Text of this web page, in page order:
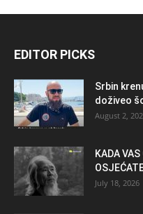
EDITOR PICKS
Srbin
doživeo
August 2,
KADA
July 18, 2026